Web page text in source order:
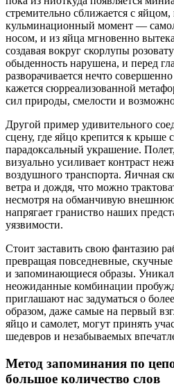
стремительно сближается с яйцом,
кульминационный момент —
носом, и из яйца мгновенно
создавая вокруг скорлупы
обыденность нарушена, и перед
разворачивается нечто
кажется сюрреализованной
сил природы, смелости и
Другой пример удивительного
сцену, где яйцо крепится к крыше
парадоксальный украшение.
визуально усиливает контраст
воздушного транспорта. Яичная
ветра и дождя, что можно
несмотря на обманчивую внешнюю
напрягает граниство наших
уязвимости.
Стоит заставить свою фантазию
превращая повседневные,
и запоминающиеся образы.
неожиданные комбинации
приглашают нас задуматься о
образом, даже самые на первый
яйцо и самолет, могут принять
шедевров и незабываемых
Метод запоминания по
большое количество слов